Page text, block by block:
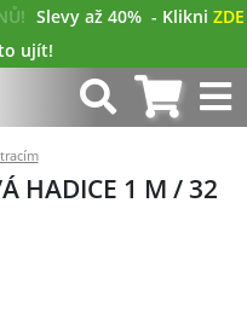
Slevy až 40% - Klikni ZDE
ujít!
HADICE 1 M / 32